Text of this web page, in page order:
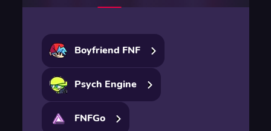
Boyfriend FNF
Psych Engine
FNFGo